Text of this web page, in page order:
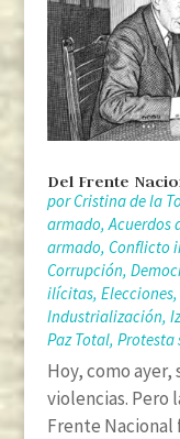
Del Frente
porCristina de la
armado,Acuerdos
armado, Conflicto
Corrupción,
ilícitas, Elecciones,
Industrialización,
Paz Total, Protesta
Hoy, como
violencias. Pero
Frente